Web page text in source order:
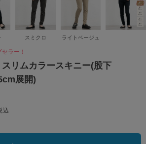
スミクロ ライトベージュ
ラー！
スリムカラースキニー(股下
展開)
込